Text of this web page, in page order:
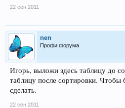
22 сен 2011
nen
Профи форума
Игорь, выложи здесь таблицу до
таблицу после сортировки. Чтобы
сделать.
22 сен 2011